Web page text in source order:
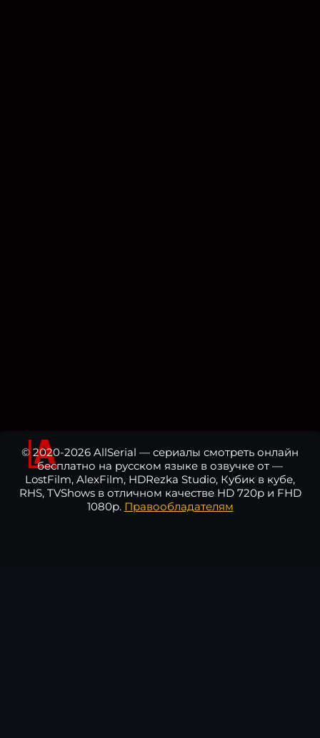
© 2020-2026 AllSerial — сериалы смотреть онлайн
бесплатно на русском языке в озвучке от —
LostFilm, AlexFilm, HDRezka Studio, Кубик в кубе,
RHS, TVShows в отличном качестве HD 720p и FHD
1080p. Правообладателям